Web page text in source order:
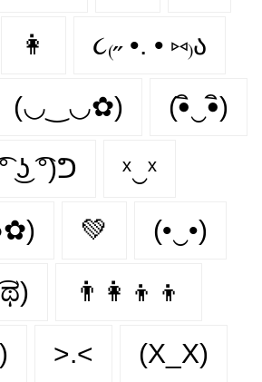
👩 ૮₍˶ •. • ⑅₎ა
(◡‿◡✿) (•ิ‿•ิ)
͜ʖ ͡°)ᕤ ˣ‿ˣ
💚 (•‿•)
👨‍👩‍👦‍👦
>.< (X_X)